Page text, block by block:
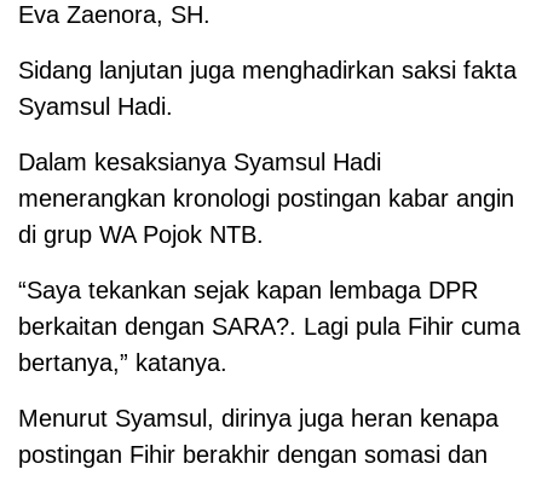
Eva Zaenora, SH.
Sidang lanjutan juga menghadirkan saksi fakta
Syamsul Hadi.
Dalam kesaksianya Syamsul Hadi
menerangkan kronologi postingan kabar angin
di grup WA Pojok NTB.
“Saya tekankan sejak kapan lembaga DPR
berkaitan dengan SARA?. Lagi pula Fihir cuma
bertanya,” katanya.
Menurut Syamsul, dirinya juga heran kenapa
postingan Fihir berakhir dengan somasi dan